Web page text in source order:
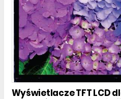
Wyświetlacze TFT LCD